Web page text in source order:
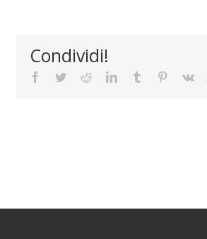
Condividi!
Facebook
TwitterRedditLinkedInTumblr Pinterest
Vk